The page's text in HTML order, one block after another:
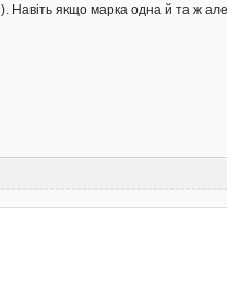
). Навіть якщо марка одна й та ж